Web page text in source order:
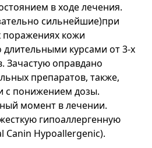
в ходе лечения.
сильнейшие)при
поражениях кожи
курсами от 3-х
Зачастую оправдано
препаратов, также,
с понижением дозы.
момент в лечении.
гипоаллергенную
Canin Hypoallergenic).